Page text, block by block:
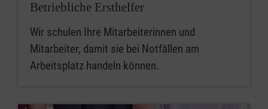
Betriebliche Ersthelfer
Wir schulen Ihre Mitarbeiterinnen und
Mitarbeiter, damit sie bei Notfällen am
Arbeitsplatz handeln können.